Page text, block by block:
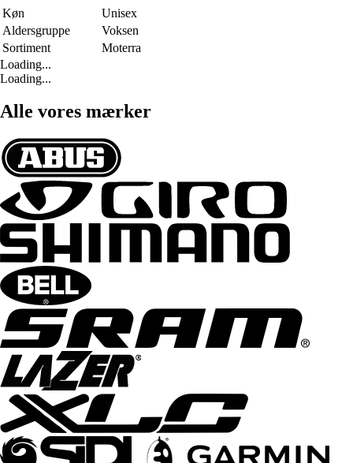
Køn
Unisex
Aldersgruppe
Voksen
Sortiment
Moterra
Loading...
Loading...
Alle vores mærker